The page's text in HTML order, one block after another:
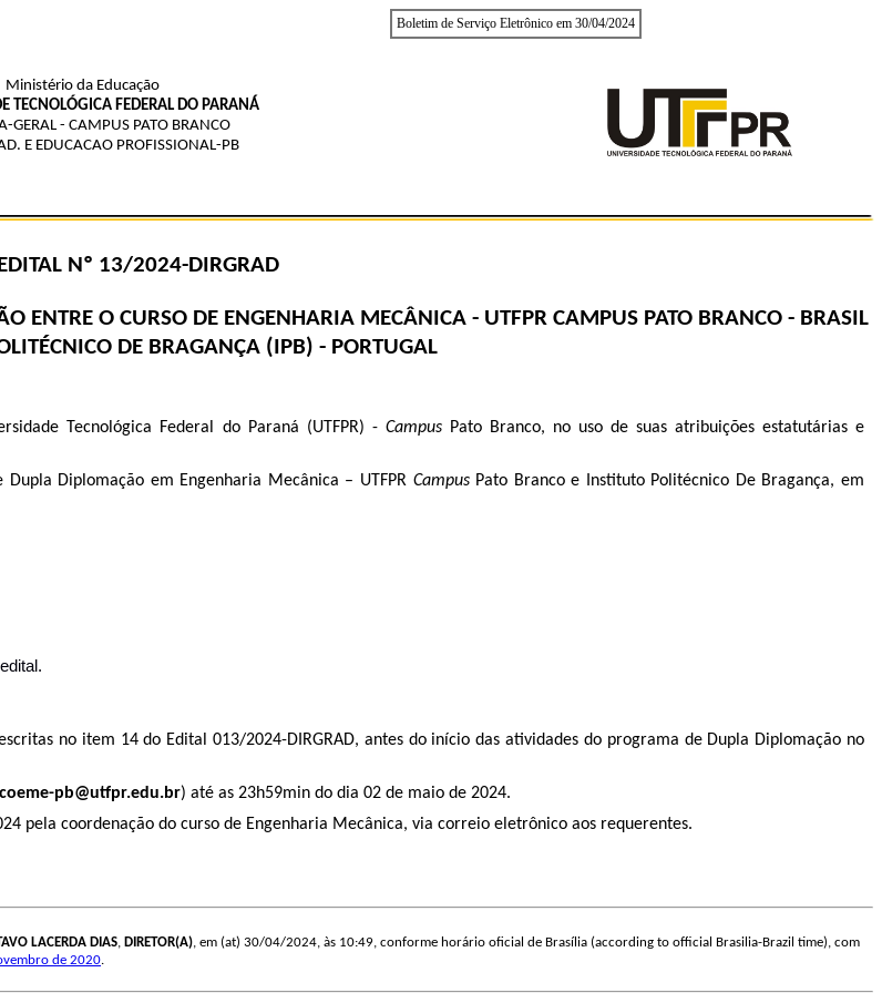
Boletim de Serviço Eletrônico em 30/04/2024
Ministério da Educação
TECNOLÓGICA FEDERAL DO PARANÁ
GERAL - CAMPUS PATO BRANCO
E EDUCACAO PROFISSIONAL-PB
Nº 13/2024-DIRGRAD
ENTRE O CURSO DE ENGENHARIA MECÂNICA - UTFPR CAMPUS PATO BRANCO - BRASIL
DE BRAGANÇA (IPB) - PORTUGAL
Tecnológica Federal do Paraná (UTFPR) - CampusPato Branco, no uso de suas atribuições estatutárias e
Diplomação em Engenharia Mecânica – UTFPR CampusPato Branco e Instituto Politécnico De Bragança, em
no item 14 do Edital 013/2024-DIRGRAD, antes do início das atividades do programa de Dupla Diplomação no
pb@utfpr.edu.br) até as 23h59min do dia 02 de maio de 2024.
pela coordenação do curso de Engenharia Mecânica, via correio eletrônico aos requerentes.
LACERDA DIAS, DIRETOR(A), em (at) 30/04/2024, às 10:49, conforme horário oficial de Brasília (according to official Brasilia-Brazil time), com
de 2020.